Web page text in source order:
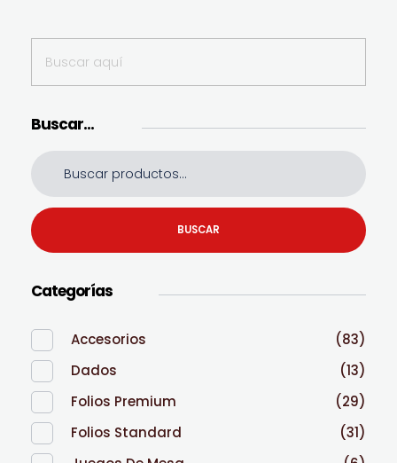
Buscar…
BUSCAR
Categorías
Accesorios
(83)
Dados
(13)
Folios Premium
(29)
Folios Standard
(31)